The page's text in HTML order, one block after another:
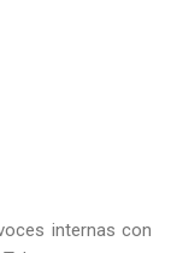
internas con